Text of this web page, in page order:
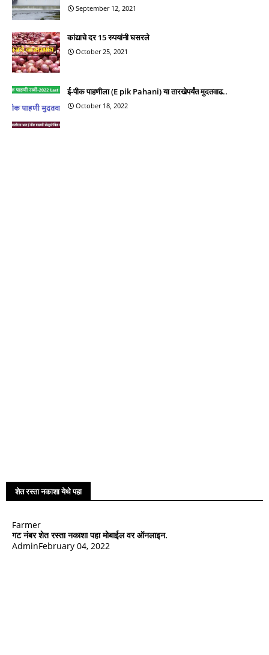
September 12, 2021
कांद्याचे दर 15 रुपयांनी घसरले
October 25, 2021
ई-पीक पाहणीला (E pik Pahani) या तारखेपर्यंत मुदतवाढ..
October 18, 2022
शेत रस्ता नकाशा येथे पहा
Farmer
गट नंबर शेत रस्ता नकाशा पहा मोबाईल वर ऑनलाइन.
AdminFebruary 04, 2022